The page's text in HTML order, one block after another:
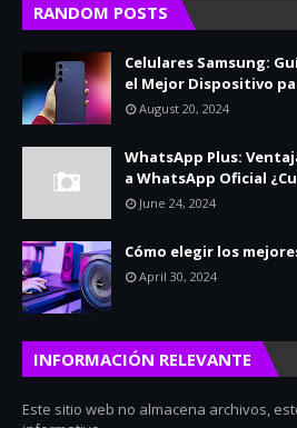
RANDOM POSTS
Celulares Samsung:
el Mejor Dispositivo
August 20, 2024
WhatsApp Plus:
a WhatsApp Oficial
June 24, 2024
Cómo elegir los
April 30, 2024
INFORMACIÓN RELEVANTE
Este sitio web no almacena archivos,